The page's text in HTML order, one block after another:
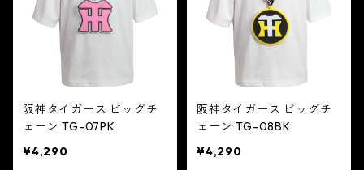
阪神タイガース ビッグチ
ェーン TG-07PK
¥4,290
阪神タイガース ビッグチ
ェーン TG-08BK
¥4,290